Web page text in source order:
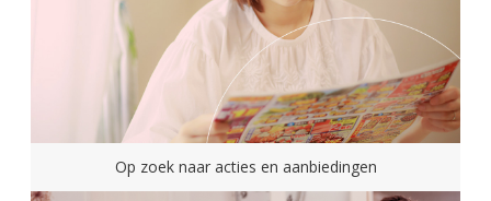
Op zoek naar acties en aanbiedingen